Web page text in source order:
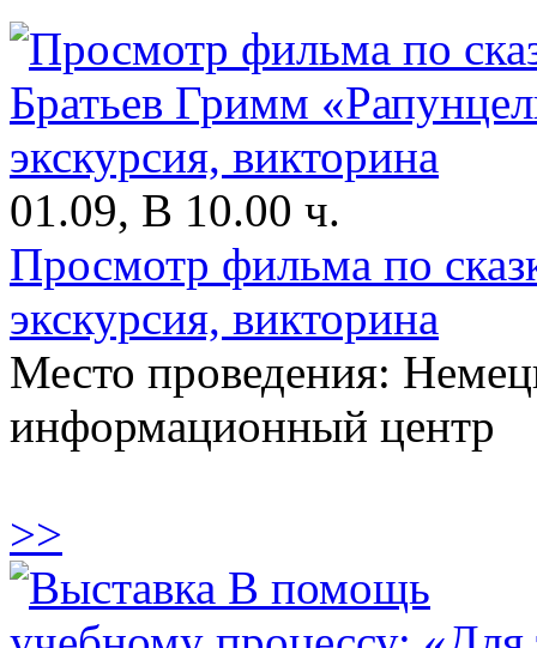
01.09, В 10.00 ч.
Просмотр фильма по
экскурсия, викторина
Место проведения:
информационный центр
>>